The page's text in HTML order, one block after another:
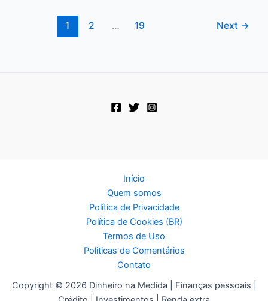
1 2 … 19 Next →
Início
Quem somos
Política de Privacidade
Política de Cookies (BR)
Termos de Uso
Politicas de Comentários
Contato
Copyright © 2026 Dinheiro na Medida | Finanças pessoais |